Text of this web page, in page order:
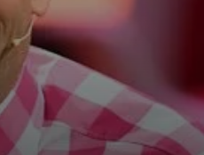
& Max Giermann